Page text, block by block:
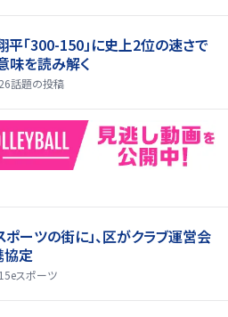
平「300-150」に史上2位の速さで
味を読み解く
話題の投稿
ポーツの街に」、区がクラブ運営会
協定
eスポーツ